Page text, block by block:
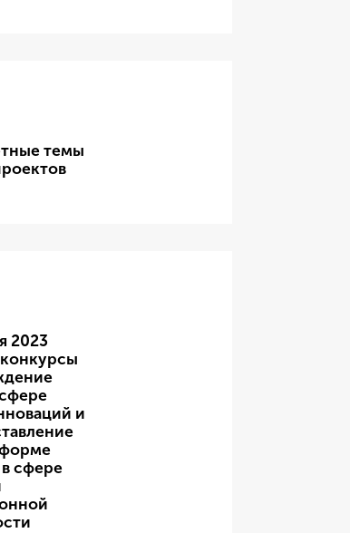
темы
2023
и
форме
сфере